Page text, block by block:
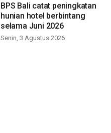
BPS Bali catat peningkatan
hunian hotel berbintang
selama Juni 2026
Senin, 3 Agustus 2026